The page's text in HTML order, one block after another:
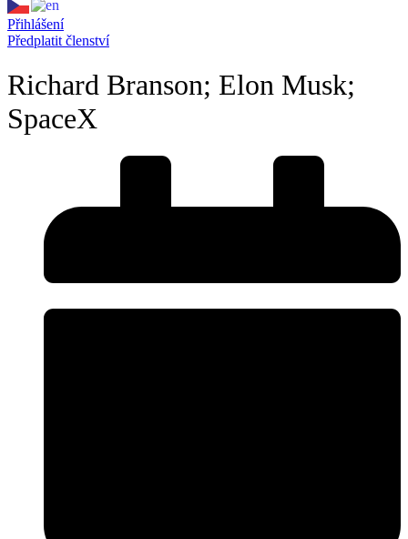
Přihlášení
Předplatit členství
Richard Branson; Elon Musk;
SpaceX